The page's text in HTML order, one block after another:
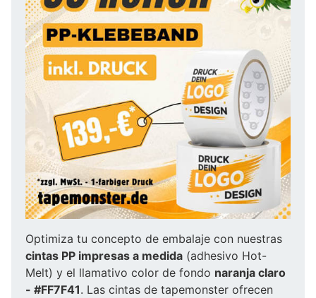
Optimiza tu concepto de embalaje con nuestras
cintas PP impresas a medida (adhesivo Hot-
Melt) y el llamativo color de fondo naranja claro
- #FF7F41. Las cintas de tapemonster ofrecen